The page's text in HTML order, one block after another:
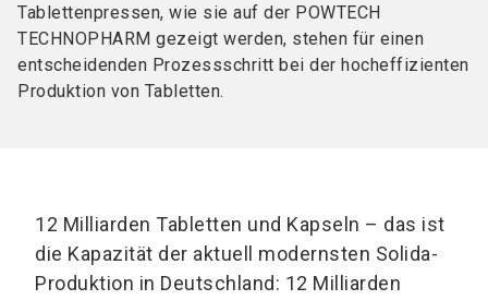
Tablettenpressen, wie sie auf der POWTECH
TECHNOPHARM gezeigt werden, stehen für einen
entscheidenden Prozessschritt bei der hocheffizienten
Produktion von Tabletten.
12 Milliarden Tabletten und Kapseln – das ist
die Kapazität der aktuell modernsten Solida-
Produktion in Deutschland: 12 Milliarden